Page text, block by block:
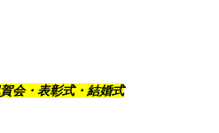
会・表彰式・結婚式